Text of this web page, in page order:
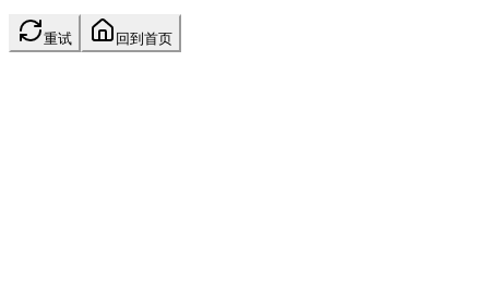
重试 回到首页